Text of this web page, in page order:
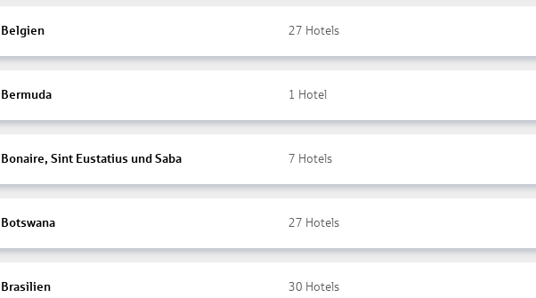
Belgien 27 Hotels
Bermuda 1 Hotel
Bonaire, Sint Eustatius und Saba 7 Hotels
Botswana 27 Hotels
Brasilien 30 Hotels